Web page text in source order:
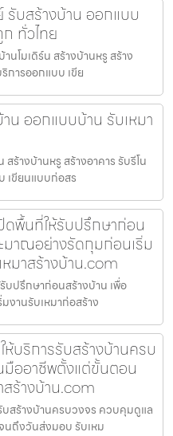
รับสร้างบ้าน ออกแบบ
ทั่วไทย
นโมเดิร์น สร้างบ้านหรู สร้าง
การออกแบบ เขีย
น ออกแบบบ้าน รับเหมา
ร้างบ้านหรู สร้างอาคาร รับรีโน
เขียนแบบก่อสร
ดพื้นที่ให้รับปรึกษาก่อน
มาณอย่างรัดกุมก่อนเริ่ม
มาสร้างบ้าน.com
บปรึกษาก่อนสร้างบ้าน เพื่อ
งานรับเหมาก่อสร้าง
บริการรับสร้างบ้านครบ
มืออาชีพตั้งแต่ขั้นตอน
ร้างบ้าน.com
บสร้างบ้านครบวงจร ควบคุมดูแล
ถึงวันส่งมอบ รับเหม